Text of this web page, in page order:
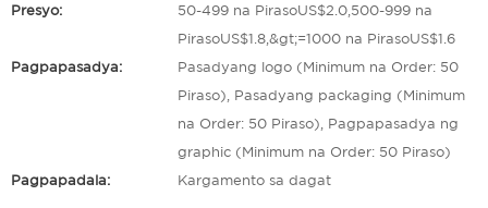
Presyo: 50-499 na PirasoUS$2.0,500-999 na
PirasoUS$1.8,&gt;=1000 na PirasoUS$1.6
Pagpapasadya: Pasadyang logo (Minimum na Order: 50
Piraso), Pasadyang packaging (Minimum
na Order: 50 Piraso), Pagpapasadya ng
graphic (Minimum na Order: 50 Piraso)
Pagpapadala: Kargamento sa dagat